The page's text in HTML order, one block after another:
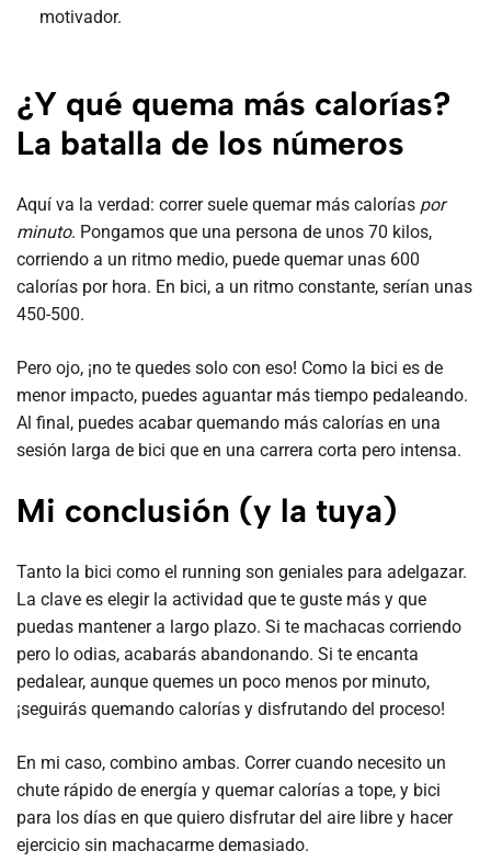
motivador.
¿Y qué quema más calorías?
La batalla de los números
Aquí va la verdad: correr suele quemar más calorías por
minuto. Pongamos que una persona de unos 70 kilos,
corriendo a un ritmo medio, puede quemar unas 600
calorías por hora. En bici, a un ritmo constante, serían unas
450-500.
Pero ojo, ¡no te quedes solo con eso! Como la bici es de
menor impacto, puedes aguantar más tiempo pedaleando.
Al final, puedes acabar quemando más calorías en una
sesión larga de bici que en una carrera corta pero intensa.
Mi conclusión (y la tuya)
Tanto la bici como el running son geniales para adelgazar.
La clave es elegir la actividad que te guste más y que
puedas mantener a largo plazo. Si te machacas corriendo
pero lo odias, acabarás abandonando. Si te encanta
pedalear, aunque quemes un poco menos por minuto,
¡seguirás quemando calorías y disfrutando del proceso!
En mi caso, combino ambas. Correr cuando necesito un
chute rápido de energía y quemar calorías a tope, y bici
para los días en que quiero disfrutar del aire libre y hacer
ejercicio sin machacarme demasiado.